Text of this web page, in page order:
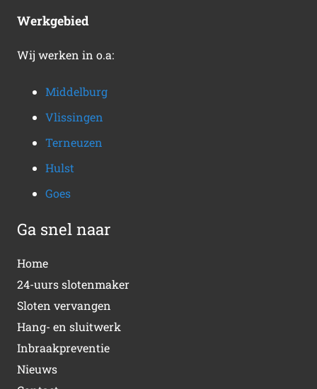
Werkgebied
Wij werken in o.a:
Middelburg
Vlissingen
Terneuzen
Hulst
Goes
Ga snel naar
Home
24-uurs slotenmaker
Sloten vervangen
Hang- en sluitwerk
Inbraakpreventie
Nieuws